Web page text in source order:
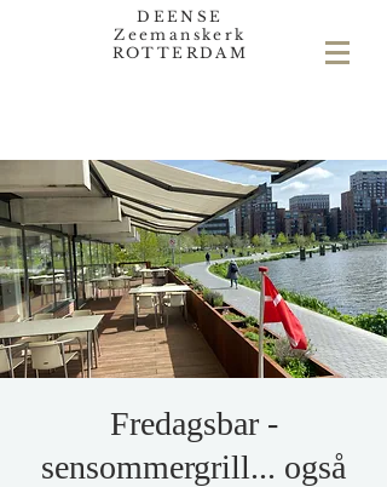
DEENSE
Zeemanskerk
ROTTERDAM
Fredagsbar -
sensommergrill... også